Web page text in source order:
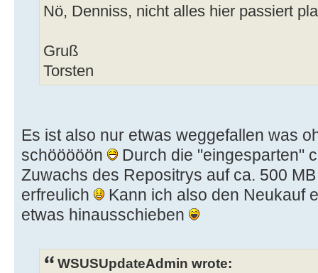
Nö, Denniss, nicht alles hier passiert
Gruß
Torsten
Es ist also nur etwas weggefallen was
schööööön
Durch die "eingesparten"
Zuwachs des Repositrys auf ca. 500
erfreulich
Kann ich also den Neukauf
etwas hinausschieben
WSUSUpdateAdmin wrote: